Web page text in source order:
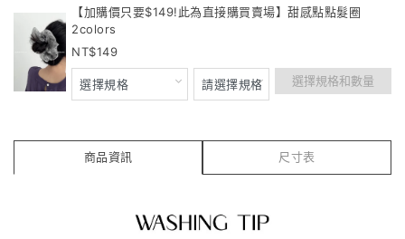
【加購價只要$149!此為直接購買賣場】甜感點點髮圈
2colors
149
選擇規格和數量
商品資訊 尺寸表